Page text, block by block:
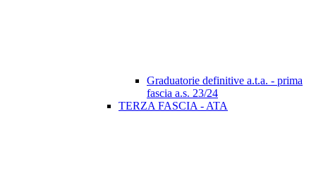
Graduatorie definitive a.t.a. - prima
fascia a.s. 23/24
TERZA FASCIA - ATA